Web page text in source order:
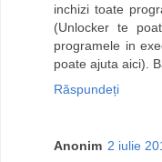
inchizi toate
(Unlocker te
programele in
poate ajuta aici).
Răspundeți
Anonim 2 iulie